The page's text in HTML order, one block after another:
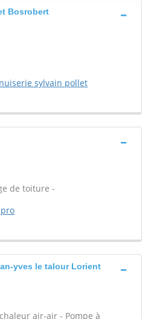
Bosrobert
sylvain pollet
de toiture -
yves le talour Lorient
air-air - Pompe à